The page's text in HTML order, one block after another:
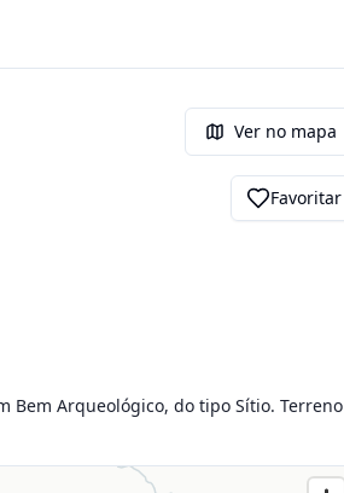
Ver no mapa
Favoritar
Bem Arqueológico, do tipo Sítio. Terreno